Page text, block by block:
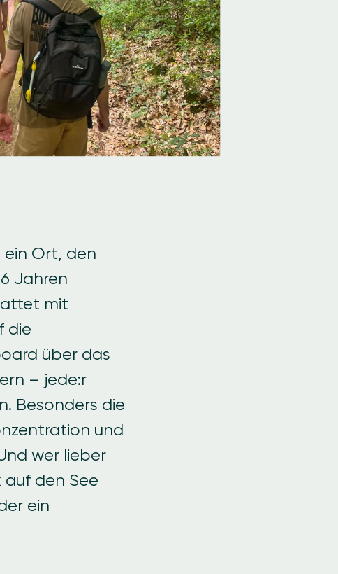
ein Ort, den
Jahren
mit
die
über das
– jede:r
Besonders die
und
wer lieber
den See
ein